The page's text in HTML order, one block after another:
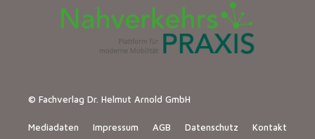
© Fachverlag Dr. Helmut Arnold GmbH
Mediadaten Impressum AGB Datenschutz Kontakt